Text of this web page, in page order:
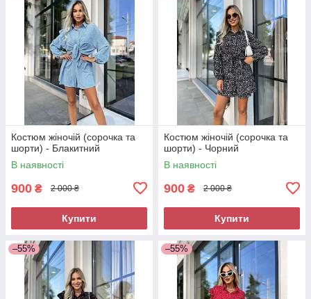
Костюм жіночій (сорочка та
шорти) - Блакитний
В наявності
900 ₴ 2 000 ₴
Купити
Костюм жіночій (сорочка та
шорти) - Чорний
В наявності
900 ₴ 2 000 ₴
Купити
–55% –55%